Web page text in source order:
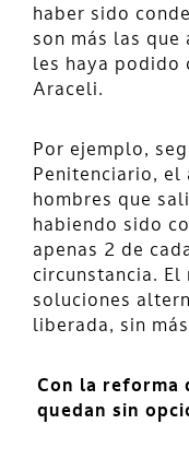
haber sido
son más las que
les haya podido
Araceli.
Por ejemplo,
Penitenciario, el
hombres que
habiendo sido
apenas 2 de
circunstancia.
soluciones
liberada, sin
Con la reforma
quedan sin